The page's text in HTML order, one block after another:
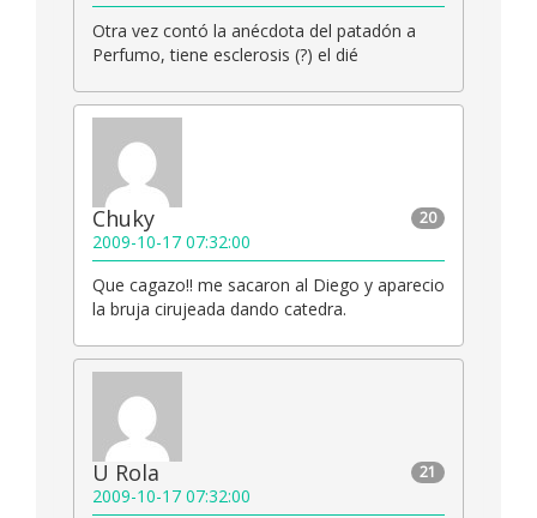
Otra vez contó la anécdota del patadón a
Perfumo, tiene esclerosis (?) el dié
20
Chuky
2009-10-17 07:32:00
Que cagazo!! me sacaron al Diego y aparecio
la bruja cirujeada dando catedra.
21
U Rola
2009-10-17 07:32:00